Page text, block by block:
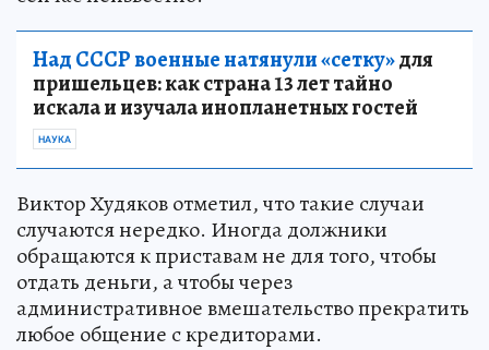
Над СССР военные натянули «сетку»для
пришельцев: как страна 13 лет тайно
искала и изучала инопланетных гостей
НАУКА
Виктор Худяков отметил, что такие случаи
случаются нередко. Иногда должники
обращаются к приставам не для того, чтобы
отдать деньги, а чтобы через
административное вмешательство прекратить
любое общение с кредиторами.